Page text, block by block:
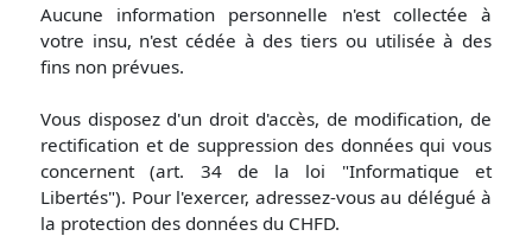
Aucune information personnelle n'est collectée à
votre insu, n'est cédée à des tiers ou utilisée à des
fins non prévues.
Vous disposez d'un droit d'accès, de modification, de
rectification et de suppression des données qui vous
concernent (art. 34 de la loi "Informatique et
Libertés"). Pour l'exercer, adressez-vous au délégué à
la protection des données du CHFD.